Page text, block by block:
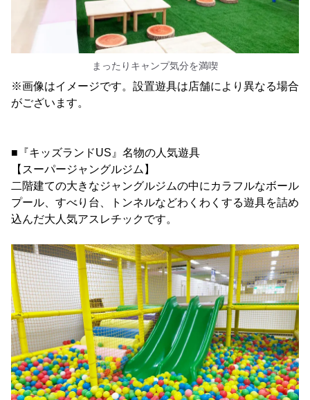
まったりキャンプ気分を満喫
※画像はイメージです。設置遊具は店舗により異なる場合
がございます。
■『キッズランドUS』名物の人気遊具
【スーパージャングルジム】
二階建ての大きなジャングルジムの中にカラフルなボール
プール、すべり台、トンネルなどわくわくする遊具を詰め
込んだ大人気アスレチックです。